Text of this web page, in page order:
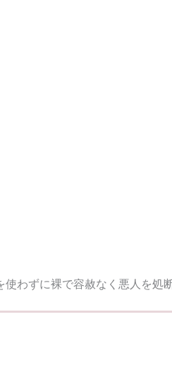
わずに裸で容赦なく悪人を処